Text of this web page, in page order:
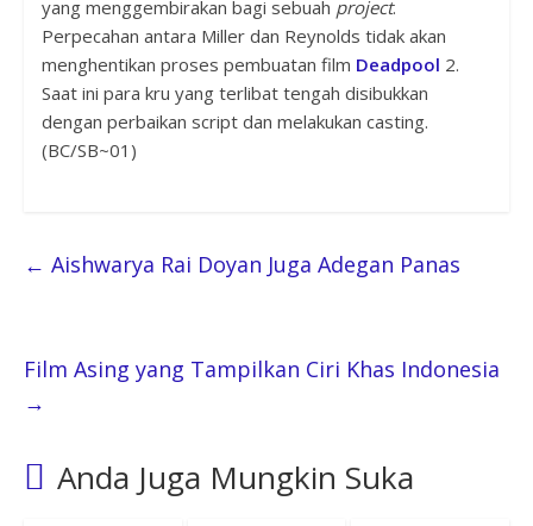
yang menggembirakan bagi sebuah project.
Perpecahan antara Miller dan Reynolds tidak akan
menghentikan proses pembuatan film Deadpool 2.
Saat ini para kru yang terlibat tengah disibukkan
dengan perbaikan script dan melakukan casting.
(BC/SB~01)
← Aishwarya Rai Doyan Juga Adegan Panas
Film Asing yang Tampilkan Ciri Khas Indonesia
→
Anda Juga Mungkin Suka